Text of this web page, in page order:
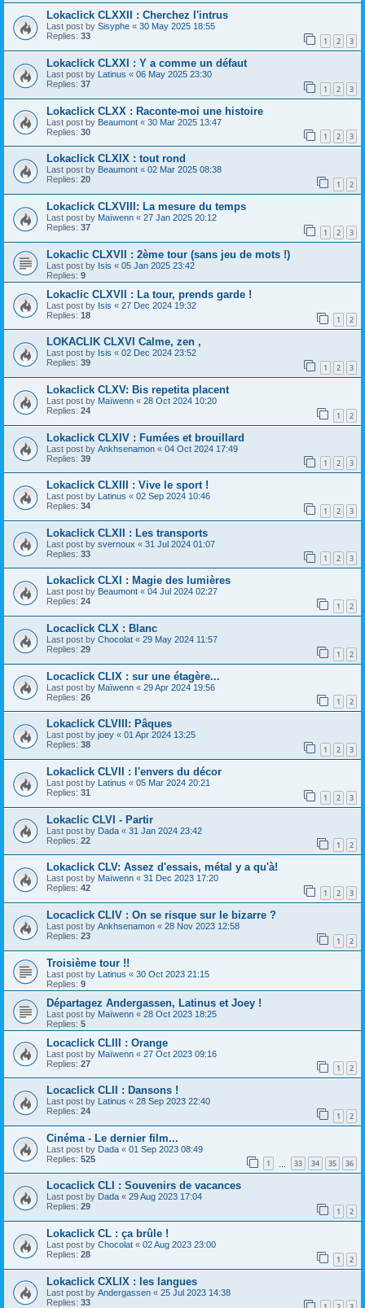
Lokaclick CLXXII : Cherchez l'intrus
Last post by Sisyphe « 30 May 2025 18:55
Replies: 33 1 2 3
Lokaclick CLXXI : Y a comme un défaut
Last post by Latinus « 06 May 2025 23:30
Replies: 37 1 2 3
Lokaclick CLXX : Raconte-moi une histoire
Last post by Beaumont « 30 Mar 2025 13:47
Replies: 30 1 2 3
Lokaclick CLXIX : tout rond
Last post by Beaumont « 02 Mar 2025 08:38
Replies: 20 1 2
Lokaclick CLXVIII: La mesure du temps
Last post by Maïwenn « 27 Jan 2025 20:12
Replies: 37 1 2 3
Lokaclic CLXVII : 2ème tour (sans jeu de mots !)
Last post by Isis « 05 Jan 2025 23:42
Replies: 9
Lokaclic CLXVII : La tour, prends garde !
Last post by Isis « 27 Dec 2024 19:32
Replies: 18 1 2
LOKACLIK CLXVI Calme, zen ,
Last post by Isis « 02 Dec 2024 23:52
Replies: 39 1 2 3
Lokaclick CLXV: Bis repetita placent
Last post by Maïwenn « 28 Oct 2024 10:20
Replies: 24 1 2
Lokaclick CLXIV : Fumées et brouillard
Last post by Ankhsenamon « 04 Oct 2024 17:49
Replies: 39 1 2 3
Lokaclick CLXIII : Vive le sport !
Last post by Latinus « 02 Sep 2024 10:46
Replies: 34 1 2 3
Lokaclick CLXII : Les transports
Last post by svernoux « 31 Jul 2024 01:07
Replies: 33 1 2 3
Lokaclick CLXI : Magie des lumières
Last post by Beaumont « 04 Jul 2024 02:27
Replies: 24 1 2
Locaclick CLX : Blanc
Last post by Chocolat « 29 May 2024 11:57
Replies: 29 1 2
Locaclick CLIX : sur une étagère...
Last post by Maïwenn « 29 Apr 2024 19:56
Replies: 26 1 2
Lokaclick CLVIII: Pâques
Last post by joey « 01 Apr 2024 13:25
Replies: 38 1 2 3
Lokaclick CLVII : l'envers du décor
Last post by Latinus « 05 Mar 2024 20:21
Replies: 31 1 2 3
Lokaclic CLVI - Partir
Last post by Dada « 31 Jan 2024 23:42
Replies: 22 1 2
Lokaclick CLV: Assez d'essais, métal y a qu'à!
Last post by Maïwenn « 31 Dec 2023 17:20
Replies: 42 1 2 3
Locaclick CLIV : On se risque sur le bizarre ?
Last post by Ankhsenamon « 28 Nov 2023 12:58
Replies: 23 1 2
Troisième tour !!
Last post by Latinus « 30 Oct 2023 21:15
Replies: 9
Départagez Andergassen, Latinus et Joey !
Last post by Maïwenn « 28 Oct 2023 18:25
Replies: 5
Locaclick CLIII : Orange
Last post by Maïwenn « 27 Oct 2023 09:16
Replies: 27 1 2
Locaclick CLII : Dansons !
Last post by Latinus « 28 Sep 2023 22:40
Replies: 24 1 2
Cinéma - Le dernier film...
Last post by Dada « 01 Sep 2023 08:49
Replies: 525 1 33 34 35 36
Locaclick CLI : Souvenirs de vacances
Last post by Dada « 29 Aug 2023 17:04
Replies: 29 1 2
Lokaclick CL : ça brûle !
Last post by Chocolat « 02 Aug 2023 23:00
Replies: 28 1 2
Lokaclick CXLIX : les langues
Last post by Andergassen « 25 Jul 2023 14:38
Replies: 33